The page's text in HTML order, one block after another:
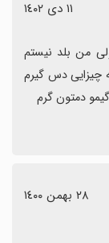
١١ دی ١٤٠٢
دمتون گرم
٢٨ بهمن ١٤٠٠